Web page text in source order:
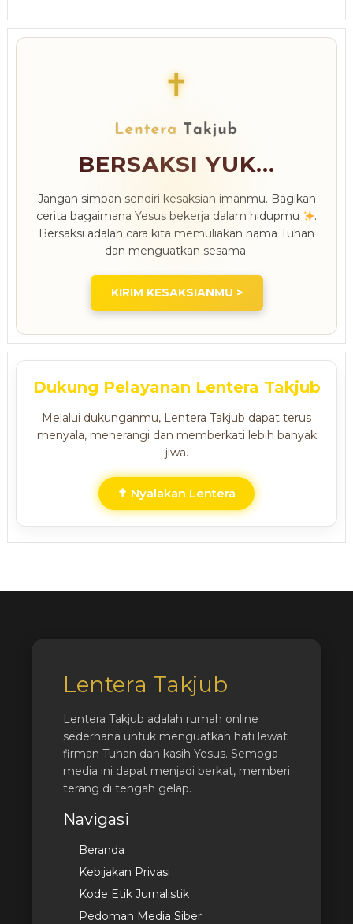
✝
BERSAKSI YUK...
Jangan simpan sendiri kesaksian imanmu. Bagikan
cerita bagaimana Yesus bekerja dalam hidupmu
.
Bersaksi adalah cara kita memuliakan nama Tuhan
dan menguatkan sesama.
KIRIM KESAKSIANMU >
Dukung Pelayanan Lentera Takjub
Melalui dukunganmu, Lentera Takjub dapat terus
menyala, menerangi dan memberkati lebih banyak
jiwa.
✝ Nyalakan Lentera
Lentera Takjub
Lentera Takjub adalah rumah online
sederhana untuk menguatkan hati lewat
firman Tuhan dan kasih Yesus. Semoga
media ini dapat menjadi berkat, memberi
terang di tengah gelap.
Navigasi
Beranda
Kebijakan Privasi
Kode Etik Jurnalistik
Pedoman Media Siber